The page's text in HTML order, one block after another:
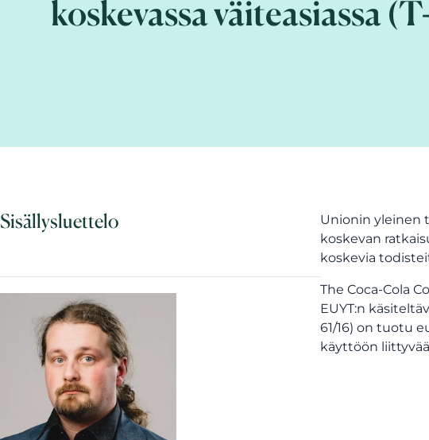
koskevassa väiteasiassa
Sisällysluettelo
Unionin yleinen
koskevan
koskevia
The Coca-Cola
EUYT:n
61/16) on tuotu
käyttöön